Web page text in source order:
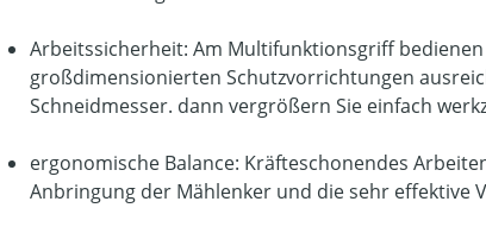
Arbeitssicherheit: Am Multifunktionsgriff
großdimensionierten Schutzvorrichtungen
Schneidmesser. dann vergrößern Sie einfach
ergonomische Balance: Kräfteschonendes
Anbringung der Mählenker und die sehr effektive